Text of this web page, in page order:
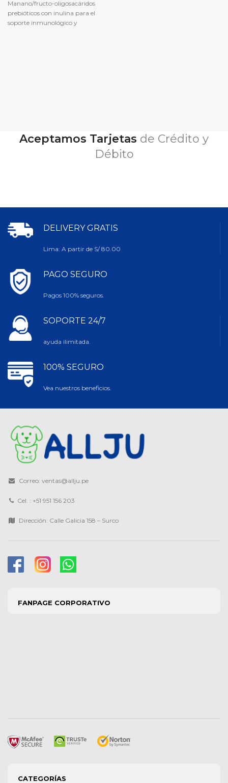
pelaje de tu mascota sano y
brillante. Tu perro disfrutará de ser
mimado y se inclinará para
Manano/fructo-oligosacáridos
prebióticos con inulina para el
soporte inmunológico y
Aceptamos Tarjetas de Crédito y
Débito
DELIVERY GRATIS
Lima: A partir de S/ 80.00
PAGO SEGURO
Pagos 100% seguros.
SOPORTE 24/7
ayuda ilimitada.
100% SEGURO
Vea nuestros beneficios.
Correo: ventas@allju.pe
Cel. : +51 951 156 203
Dirección: Calle Galicia 158 – Surco
FANPAGE CORPORATIVO
CATEGORÍAS